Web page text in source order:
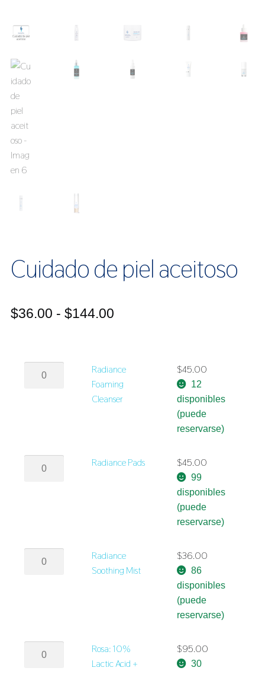
Cuidado de piel aceitoso
$36.00 - $144.00Rango
desde
$36.00
Radiance
Radiance
Foaming
Cleanser
$45.00
12
disponibles
(puede
reservarse)
Radiance
Radiance Pads $45.00
99
disponibles
(puede
reservarse)
Radiance
Radiance
Soothing Mist
$36.00
86
disponibles
(puede
reservarse)
Rosa:
Rosa: 10%
Lactic Acid +
$95.00
30